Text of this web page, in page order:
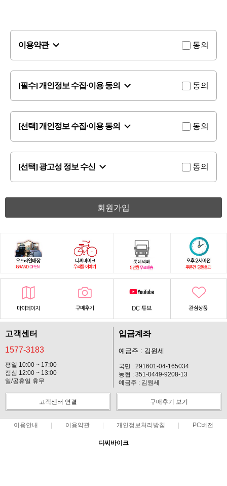
이용약관 동의
[필수] 개인정보 수집·이용 동의 동의
[선택] 개인정보 수집·이용 동의 동의
[선택] 광고성 정보 수신 동의
회원가입
고객센터
1577-3183
평일 10:00 ~ 17:00
점심 12:00 ~ 13:00
일/공휴일 휴무
입금계좌
예금주 : 김원세
국민 : 291601-04-165034
농협 : 351-0449-9208-13
예금주 : 김원세
고객센터 연결 구매후기 보기
이용안내 이용약관 개인정보처리방침 PC버전
디씨바이크